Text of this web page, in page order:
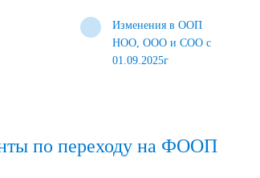
Изменения в ООП
НОО, ООО и СОО с
01.09.2025г
по переходу на ФООП